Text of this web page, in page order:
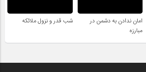
امان ندادن به دشمن در
مبارزه
شب قدر و نزول ملائکه